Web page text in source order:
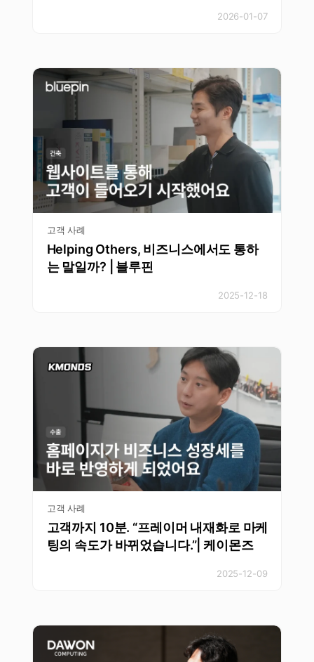
2026-01-07
고객 사례
Helping Others, 비즈니스에서도 통하
는 말일까? | 블루핀
2025-12-18
고객 사례
고객까지 10분. “프레이머 내재화로 마케
팅의 속도가 바뀌었습니다.”| 케이몬즈
2025-12-09